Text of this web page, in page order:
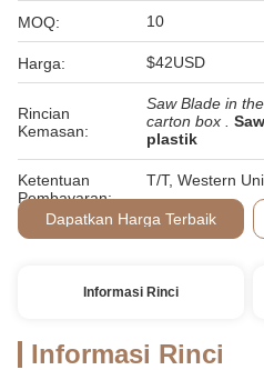
MOQ: 10
Harga: $42USD
Rincian
Kemasan:
Saw Blade in
carton box .
plastik
Ketentuan
Pembayaran:
T/T, Western
Dapatkan Harga Terbaik
Informasi Rinci
Informasi Rinci